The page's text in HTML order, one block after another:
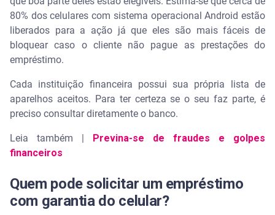
80% dos celulares com sistema operacional Android estão
liberados para a ação já que eles são mais fáceis de
bloquear caso o cliente não pague as prestações do
empréstimo.
Cada instituição financeira possui sua própria lista de
aparelhos aceitos. Para ter certeza se o seu faz parte, é
preciso consultar diretamente o banco.
Leia também |
Previna-se de fraudes e golpes
financeiros
Quem pode solicitar um empréstimo
com garantia do celular?